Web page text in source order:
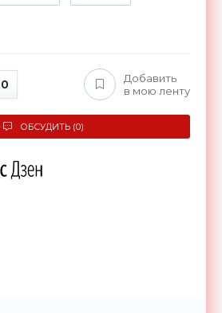
0
Добавить
в мою ленту
ОБСУДИТЬ (0)